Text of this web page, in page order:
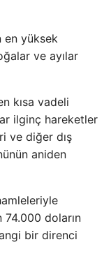
en yüksek
ve ayılar
kısa vadeli
ilginç hareketler
ve diğer dış
aniden
doların
bir direnci